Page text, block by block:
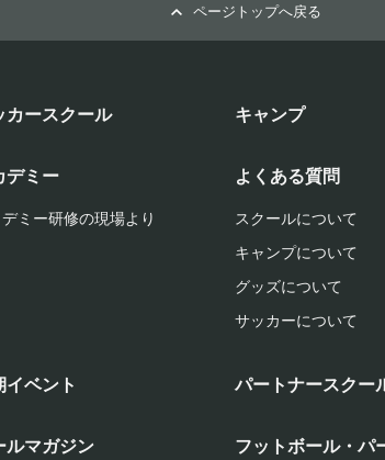
ページトップへ戻る
カースクール キャンプ
デミー
ミー研修の現場より
よくある質問
スクールについて
キャンプについて
グッズについて
サッカーについて
イベント パートナースクー
ルマガジン フットボール・パ